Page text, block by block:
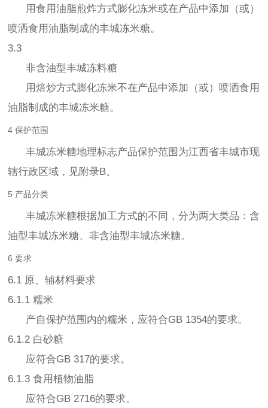
用食用油脂煎炸方式膨化冻米或在产品中添加（或）
喷洒食用油脂制成的丰城冻米糖。
3.3
非含油型丰城冻料糖
用焙炒方式膨化冻米不在产品中添加（或）喷洒食用
油脂制成的丰城冻米糖。
4 保护范围
丰城冻米糖地理标志产品保护范围为江西省丰城市现
辖行政区域，见附录B。
5 产品分类
丰城冻米糖根据加工方式的不同，分为两大类品：含
油型丰城冻米糖、非含油型丰城冻米糖。
6 要求
6.1 原、辅材料要求
6.1.1 糯米
产自保护范围内的糯米，应符合GB 1354的要求。
6.1.2 白砂糖
应符合GB 317的要求。
6.1.3 食用植物油脂
应符合GB 2716的要求。